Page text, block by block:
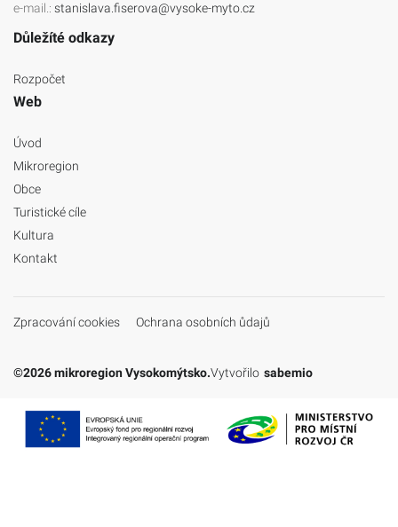
e-mail.: stanislava.fiserova@vysoke-myto.cz
Důležíté odkazy
Rozpočet
Web
Úvod
Mikroregion
Obce
Turistické cíle
Kultura
Kontakt
Zpracování cookies Ochrana osobních ůdajů
©2026 mikroregion Vysokomýtsko.Vytvořilo sabemio